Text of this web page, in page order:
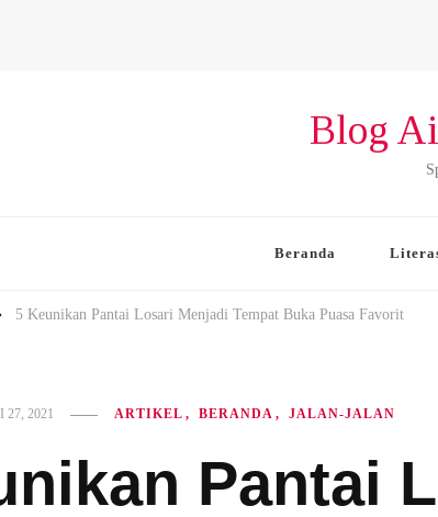
Blog
Beranda
5 Keunikan Pantai Losari Menjadi Tempat Buka Puasa Favorit
27, 2021 ARTIKEL BERANDA JALAN-JALAN
Pantai